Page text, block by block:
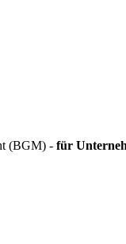
(BGM) - für